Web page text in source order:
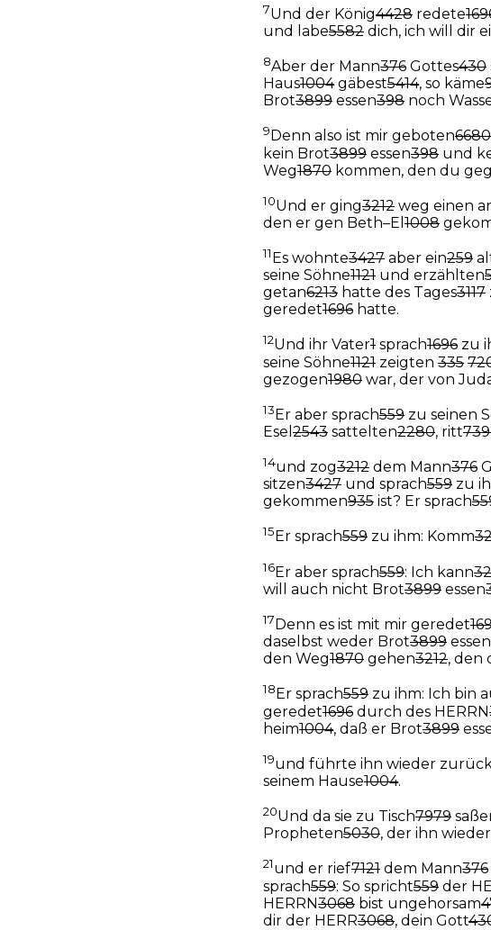
7Und der König4428 redete
und labe5582 dich, ich will dir
8Aber der Mann376 Gottes430
Haus1004gäbest5414, so käme
Brot3899 essen398 noch
9 Denn also ist mir geboten6680
kein Brot3899 essen398 und
Weg1870 kommen, den du
10Und er ging3212 weg einen
den er gen Beth–El 1008
11 Es wohnte3427 aber ein259
seine Söhne1121 und erzählten
getan6213 hatte des Tages3117
geredet1696 hatte.
12Und ihr Vater1 sprach1696 zu
seine Söhne1121 zeigten 335
gezogen1980 war, der von
13Er aber sprach559 zu seinen
Esel 2543 sattelten2280, ritt
14und zog3212 dem Mann376
sitzen3427 und sprach559 zu
gekommen935 ist? Er sprach
15 Er sprach559 zu ihm: Komm
16Er aber sprach559: Ich kann
will auch nicht Brot3899 essen
17 Denn es ist mit mir geredet
daselbst weder Brot3899 essen
den Weg1870 gehen3212, den
18 Er sprach559 zu ihm: Ich bin
geredet1696 durch des HERRN
heim1004, daß er Brot3899
19und führte ihn wieder
seinem Hause1004.
20Und da sie zu Tisch7979
Propheten5030, der ihn
21und er rief7121 dem Mann376
sprach559: So spricht559 der
HERRN3068 bist ungehorsam
dir der HERR3068, dein Gott